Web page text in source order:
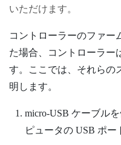
いただけます。
コントローラーのファー
た場合、コントローラー
す。ここでは、それらの
明します。
micro-USB ケーブル
ピュータの USB ポー